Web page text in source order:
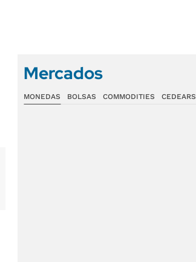
Mercados
MONEDAS BOLSAS COMMODITIES CEDEARS